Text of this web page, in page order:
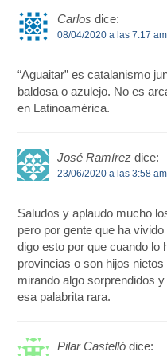
Carlos dice:
08/04/2020 a las 7:17 am
“Aguaitar” es catalanismo
baldosa o azulejo. No es
en Latinoamérica.
José Ramírez dice:
23/06/2020 a las 3:58 am
Saludos y aplaudo mucho
pero por gente que ha
digo esto por que cuando lo
provincias o son hijos
mirando algo sorprendidos
esa palabrita rara.
Pilar Castelló dice: